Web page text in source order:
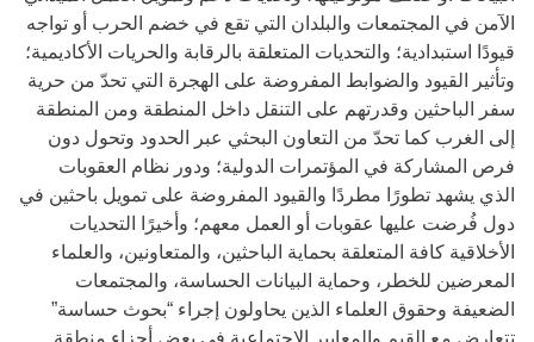
الآمن في المجتمعات والبلدان التي تقع في خضم الحرب أو تواجه
قيودًا استبدادية؛ والتحديات المتعلقة بالرقابة والحريات الأكاديمية؛
وتأثير القيود والضوابط المفروضة على الهجرة التي تحدّ من حرية
سفر الباحثين وقدرتهم على التنقل داخل المنطقة ومن المنطقة
إلى الغرب كما تحدّ من التعاون البحثي عبر الحدود وتحول دون
فرص المشاركة في المؤتمرات الدولية؛ ودور نظام العقوبات
الذي يشهد تطورًا مطردًا والقيود المفروضة على تمويل باحثين في
دول فُرضت عليها عقوبات أو العمل معهم؛ وأخيرًا التحديات
الأخلاقية كافة المتعلقة بحماية الباحثين، والمتعاونين، والعلماء
المعرضين للخطر، وحماية البيانات الحساسة، والمجتمعات
الضعيفة وحقوق العلماء الذين يحاولون إجراء “بحوث حساسة”
تتعارض مع القيم والمعايير الاجتماعية في بعض أجزاء منطقة